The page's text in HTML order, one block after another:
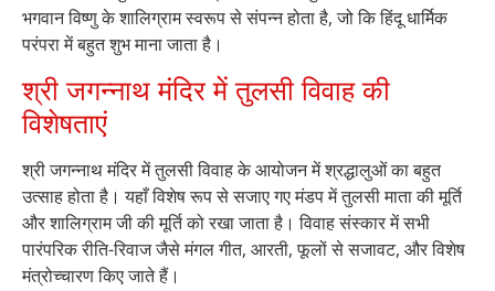
भगवान विष्णु के शालिग्राम स्वरूप से संपन्न होता है, जो कि हिंदू धार्मिक
परंपरा में बहुत शुभ माना जाता है।
श्री जगन्नाथ मंदिर में तुलसी विवाह की
विशेषताएं
श्री जगन्नाथ मंदिर में तुलसी विवाह के आयोजन में श्रद्धालुओं का बहुत
उत्साह होता है। यहाँ विशेष रूप से सजाए गए मंडप में तुलसी माता की मूर्ति
और शालिग्राम जी की मूर्ति को रखा जाता है। विवाह संस्कार में सभी
पारंपरिक रीति-रिवाज जैसे मंगल गीत, आरती, फूलों से सजावट, और विशेष
मंत्रोच्चारण किए जाते हैं।